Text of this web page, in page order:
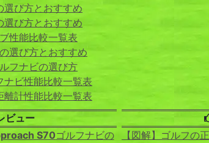
選び方とおすすめ
選び方とおすすめ
性能比較一覧表
選び方とおすすめ
フナビの選び方
ナビ性能比較一覧表
離計性能比較一覧表
ビュー
S70ゴルフナビの
【図解】ゴルフの